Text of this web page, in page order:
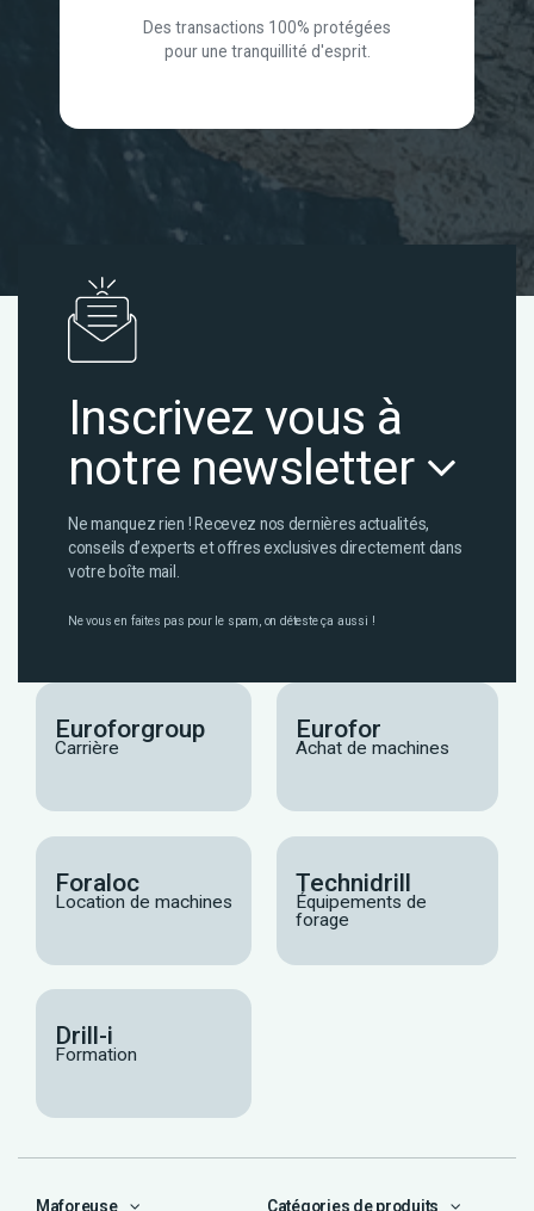
Des transactions 100% protégées
pour une tranquillité d'esprit.
Inscrivez vous à
notre newsletter
Ne manquez rien ! Recevez nos dernières actualités,
conseils d’experts et offres exclusives directement dans
votre boîte mail.
Ne vous en faites pas pour le spam, on déteste ça aussi !
Euroforgroup
Carrière
Eurofor
Achat de machines
Foraloc
Location de machines
Technidrill
Équipements de
forage
Drill-i
Formation
Maforeuse Catégories de produits